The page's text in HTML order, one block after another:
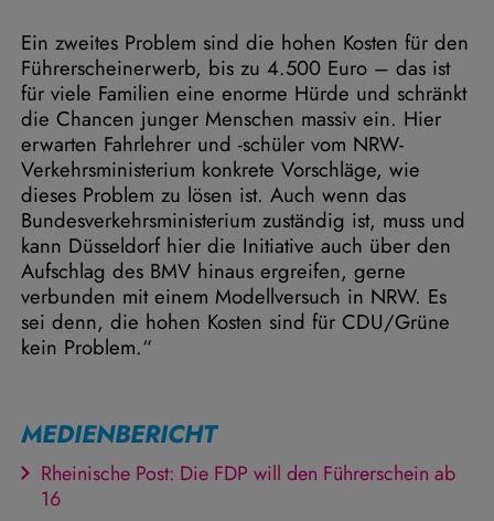
Ein zweites Problem sind die hohen Kosten für den
Führerscheinerwerb, bis zu 4.500 Euro – das ist
für viele Familien eine enorme Hürde und schränkt
die Chancen junger Menschen massiv ein. Hier
erwarten Fahrlehrer und -schüler vom NRW-
Verkehrsministerium konkrete Vorschläge, wie
dieses Problem zu lösen ist. Auch wenn das
Bundesverkehrsministerium zuständig ist, muss und
kann Düsseldorf hier die Initiative auch über den
Aufschlag des BMV hinaus ergreifen, gerne
verbunden mit einem Modellversuch in NRW. Es
sei denn, die hohen Kosten sind für CDU/Grüne
kein Problem.“
MEDIENBERICHT
Rheinische Post: Die FDP will den Führerschein ab
16